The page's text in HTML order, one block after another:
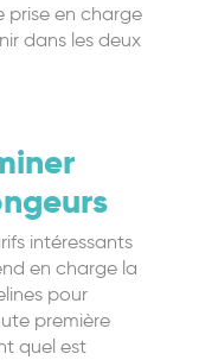
prise en charge
dans les deux
intéressants
en charge la
pour
première
quel est